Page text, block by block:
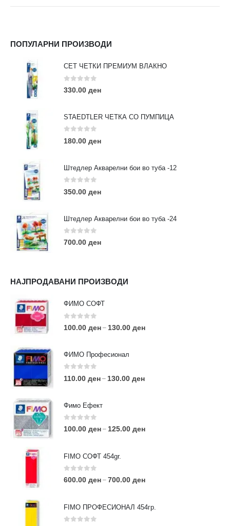
ПОПУЛАРНИ ПРОИЗВОДИ
СЕТ ЧЕТКИ ПРЕМИУМ ВЛАКНО
0 out of 5
330.00 ден
STAEDTLER ЧЕТКА СО ПУМПИЦА
0 out of 5
180.00 ден
Штедлер Акварелни бои во туба -12
0 out of 5
350.00 ден
Штедлер Акварелни бои во туба -24
0out of 5
700.00 ден
НАЈПРОДАВАНИ ПРОИЗВОДИ
ФИМО СОФТ
0 out of 5
100.00 ден – 130.00 ден
ФИМО Професионал
0 out of 5
110.00 ден – 130.00 ден
Фимо Ефект
0 out of 5
100.00 ден – 125.00 ден
FIMO СОФТ 454gr.
0out of 5
600.00 ден – 700.00 ден
FIMO ПРОФЕСИОНАЛ 454гр.